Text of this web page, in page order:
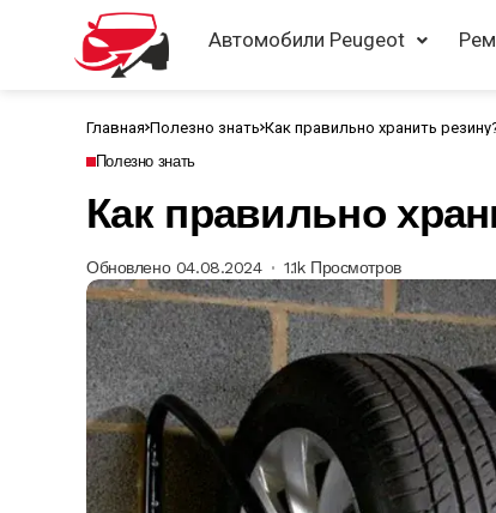
Автомобили Peugeot
Главная Полезно знать Как правильно хранить
Полезно знать
Как правильно
Обновлено 04.08.2024 1.1k Просмотров